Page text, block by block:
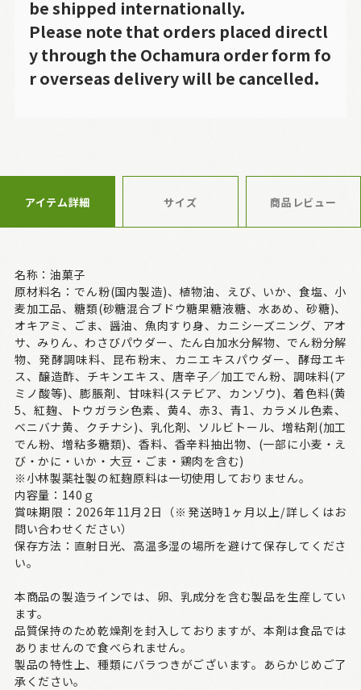
be shipped internationally.
Please note that orders placed directl
y through the Ochamura order form fo
r overseas delivery will be cancelled.
アイテム詳細 サイズ 商品レビュー
名称：油菓子
原材料名：でん粉(国内製造)、植物油、えび、いか、食塩、小
麦加工品、糖類(砂糖混合ブドウ糖果糖液糖、水あめ、砂糖)、
オキアミ、ごま、醤油、魚肉すり身、カニシーズニング、アオ
サ、みりん、わさびパウダー、たん白加水分解物、でん粉分解
物、発酵調味料、昆布粉末、カニエキスパウダー、酵母エキ
ス、醸造酢、チキンエキス、唐辛子／加工でん粉、調味料(ア
ミノ酸等)、膨脹剤、甘味料(ステビア、カンゾウ)、着色料(黄
5、紅麹、トウガラシ色素、黄4、赤3、青1、カラメル色素、
ベニバナ黄、クチナシ)、乳化剤、ソルビトール、増粘剤(加工
でん粉、増粘多糖類)、香料、香辛料抽出物、(一部に小麦・え
び・かに・いか・大豆・ごま・鶏肉を含む)
※小林製薬社製の紅麹原料は一切使用しておりません。
内容量：140ｇ
賞味期限：2026年11月2日（※発送時1ヶ月以上/詳しくはお
問い合わせください）
保存方法：直射日光、高温多湿の場所を避けて保存してくださ
い。
本商品の製造ラインでは、卵、乳成分を含む製品を生産してい
ます。
品質保持のため乾燥剤を封入しておりますが、本剤は食品では
ありませんので食べられません。
製品の特性上、種類にバラつきがございます。あらかじめご了
承ください。